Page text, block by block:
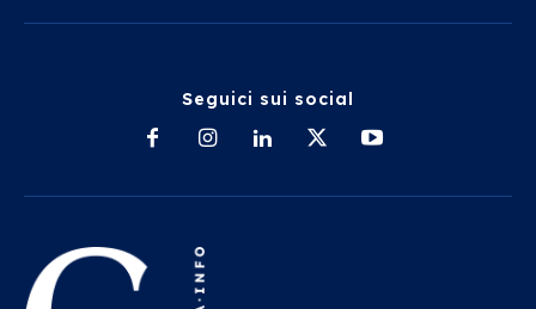
Seguici sui social